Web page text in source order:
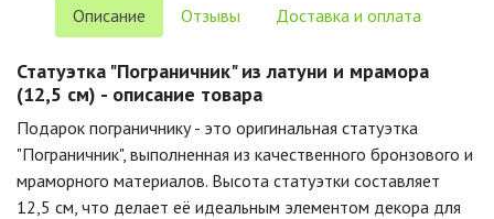
Описание Отзывы Доставка и оплата
Статуэтка "Пограничник" из латуни и мрамора
(12,5 см) - описание товара
Подарок пограничнику - это оригинальная статуэтка
"Пограничник", выполненная из качественного бронзового и
мраморного материалов. Высота статуэтки составляет
12,5 см, что делает её идеальным элементом декора для